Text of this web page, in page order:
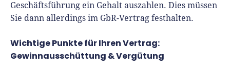
Geschäftsführung ein Gehalt auszahlen. Dies müssen
Sie dann allerdings im GbR-Vertrag festhalten.
Wichtige Punkte für Ihren Vertrag:
Gewinnausschüttung & Vergütung